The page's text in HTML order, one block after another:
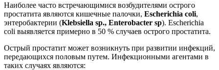
Наиболее часто встречающимися возбудителями острого
простатита являются кишечные палочки, Escherichia сoli,
энтеробактерии (Klebsiella sp., Enterobacter sp). Escherichia
coli выявляется примерно в 50 % случаев острого простатита.
Острый простатит может возникнуть при развитии инфекций,
передающихся половым путем. Инфекционными агентами в
таких случаях являются: